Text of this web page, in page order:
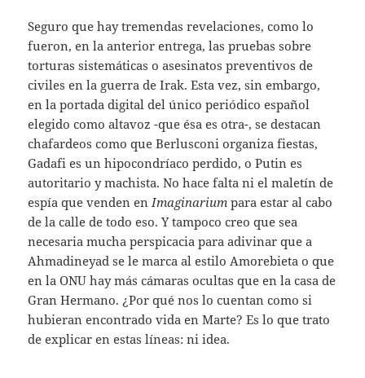
Seguro que hay tremendas revelaciones, como lo
fueron, en la anterior entrega, las pruebas sobre
torturas sistemáticas o asesinatos preventivos de
civiles en la guerra de Irak. Esta vez, sin embargo,
en la portada digital del único periódico español
elegido como altavoz -que ésa es otra-, se destacan
chafardeos como que Berlusconi organiza fiestas,
Gadafi es un hipocondríaco perdido, o Putin es
autoritario y machista. No hace falta ni el maletín de
espía que venden enImaginarium para estar al cabo
de la calle de todo eso. Y tampoco creo que sea
necesaria mucha perspicacia para adivinar que a
Ahmadineyad se le marca al estilo Amorebieta o que
en la ONU hay más cámaras ocultas que en la casa de
Gran Hermano. ¿Por qué nos lo cuentan como si
hubieran encontrado vida en Marte? Es lo que trato
de explicar en estas líneas: ni idea.